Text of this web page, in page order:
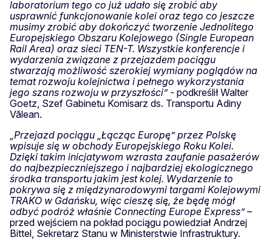
laboratorium tego co już udało się zrobić aby
usprawnić funkcjonowanie kolei oraz tego co jeszcze
musimy zrobić aby dokończyć tworzenie Jednolitego
Europejskiego Obszaru Kolejowego (Single European
Rail Area) oraz sieci TEN-T. Wszystkie konferencje i
wydarzenia związane z przejazdem pociągu
stwarzają możliwość szerokiej wymiany poglądów na
temat rozwoju kolejnictwa i pełnego wykorzystania
jego szans rozwoju w przyszłości” - podkreślił Walter
Goetz, Szef Gabinetu Komisarz ds. Transportu Adiny
Vălean.
„Przejazd pociągu „Łącząc Europę” przez Polskę
wpisuje się w obchody Europejskiego Roku Kolei.
Dzięki takim inicjatywom wzrasta zaufanie pasażerów
do najbezpieczniejszego i najbardziej ekologicznego
środka transportu jakim jest kolej. Wydarzenie to
pokrywa się z międzynarodowymi targami Kolejowymi
TRAKO w Gdańsku, więc cieszę się, że będę mógł
odbyć podróż właśnie Connecting Europe Express”–
przed wejściem na pokład pociągu powiedział Andrzej
Bittel, Sekretarz Stanu w Ministerstwie Infrastruktury.